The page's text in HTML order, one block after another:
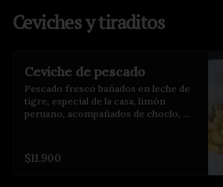
Ceviches y tiraditos
Ceviche de pescado
Pescado fresco bañados en leche de
tigre, especial de la casa, limón
peruano, acompañados de choclo,
$11.900